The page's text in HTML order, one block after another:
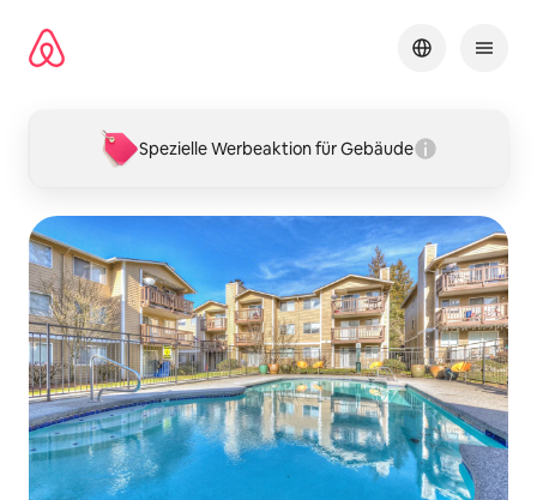
Inhalten
springen
Spezielle Werbeaktion für Gebäude